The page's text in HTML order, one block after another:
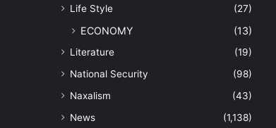
Life Style
(27)
ECONOMY (13)
Literature
(19)
National Security
(98)
Naxalism
(43)
News
(1,138)